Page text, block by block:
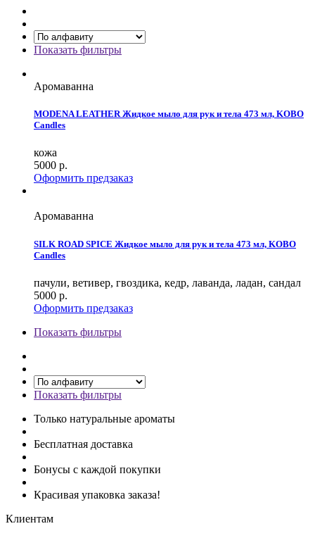
Показать фильтры
Аромаванна
MODENA LEATHER Жидкое мыло для рук и тела 473 мл, KOBO
Candles
кожа
5000 р.
Оформить предзаказ
Аромаванна
SILK ROAD SPICE Жидкое мыло для рук и тела 473 мл, KOBO
Candles
пачули, ветивер, гвоздика, кедр, лаванда, ладан, сандал
5000 р.
Оформить предзаказ
Показать фильтры
Показать фильтры
Только натуральные ароматы
Бесплатная доставка
Бонусы с каждой покупки
Красивая упаковка заказа!
Клиентам